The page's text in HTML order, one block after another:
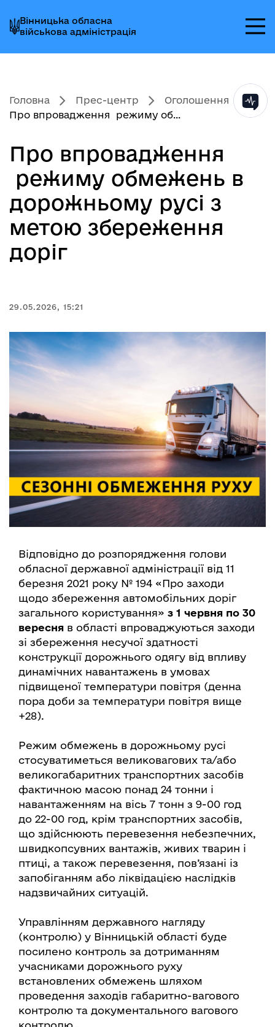
до
головного
меню
до
головного
вмісту
до
головного
колонтитула
Вінницька обласна
військова адміністрація
Головна Прес-центр
Оголошення
Про впровадження режиму об...
Про впровадження
режиму обмежень в
дорожньому русі з
метою збереження
доріг
29.05.2026, 15:21
Відповідно до розпорядження голови
обласної державної адміністрації від 11
березня 2021 року № 194 «Про заходи
щодо збереження автомобільних доріг
загального користування» з 1 червня по 30
вересня в області впроваджуються заходи
зі збереження несучої здатності
конструкції дорожнього одягу від впливу
динамічних навантажень в умовах
підвищеної температури повітря (денна
пора доби за температури повітря вище
+28).
Режим обмежень в дорожньому русі
стосуватиметься великовагових та/або
великогабаритних транспортних засобів
фактичною масою понад 24 тонни і
навантаженням на вісь 7 тонн з 9-00 год
до 22-00 год, крім транспортних засобів,
що здійснюють перевезення небезпечних,
швидкопсувних вантажів, живих тварин і
птиці, а також перевезення, пов’язані із
запобіганням або ліквідацією наслідків
надзвичайних ситуацій.
Управлінням державного нагляду
(контролю) у Вінницькій області буде
посилено контроль за дотриманням
учасниками дорожнього руху
встановлених обмежень шляхом
проведення заходів габаритно-вагового
контролю та документального вагового
контролю.